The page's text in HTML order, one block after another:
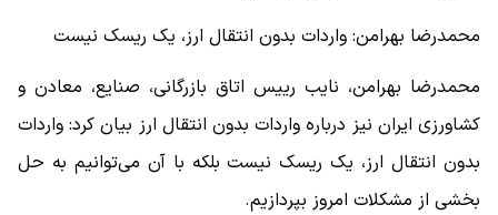
محمدرضا بهرامن: واردات بدون انتقال ارز، یک ریسک نیست
محمدرضا بهرامن، نایب رییس اتاق بازرگانی، صنایع، معادن و
کشاورزی ایران نیز درباره واردات بدون انتقال ارز بیان کرد: واردات
بدون انتقال ارز، یک ریسک نیست بلکه با آن می‌توانیم به حل
بخشی از مشکلات امروز بپردازیم.